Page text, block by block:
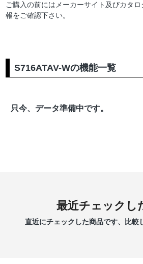
ご購入の前にはメーカーサイト及びカタ
報をご確認下さい。
S716ATAV-Wの機能一覧
只今、データ準備中です。
最近チェックし
直近にチェックした商品です、比較